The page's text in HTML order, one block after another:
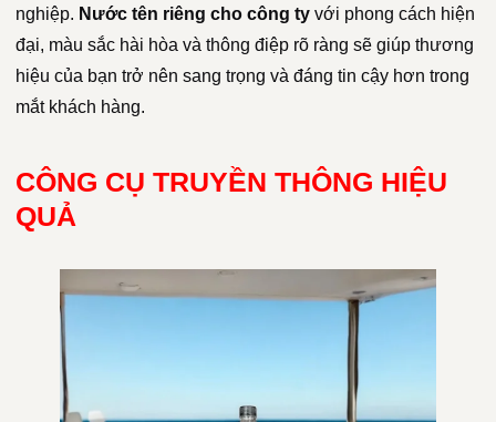
nghiệp. Nước tên riêng cho công ty với phong cách hiện
đại, màu sắc hài hòa và thông điệp rõ ràng sẽ giúp thương
hiệu của bạn trở nên sang trọng và đáng tin cậy hơn trong
mắt khách hàng.
CÔNG CỤ TRUYỀN THÔNG HIỆU
QUẢ